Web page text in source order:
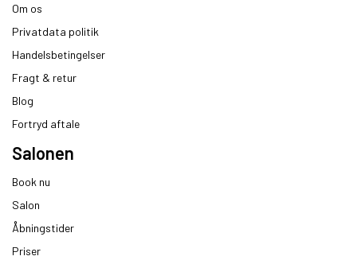
Om os
Privatdata politik
Handelsbetingelser
Fragt & retur
Blog
Fortryd aftale
Salonen
Book nu
Salon
Åbningstider
Priser